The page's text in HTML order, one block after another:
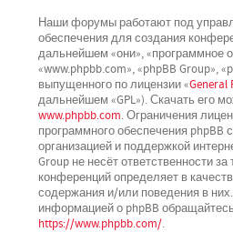
Наши форумы работают под
обеспечения для создания
дальнейшем «они», «программное
«www.phpbb.com», «phpBB Group»,
выпущенного по лицензии «General
дальнейшем «GPL»). Скачать его
www.phpbb.com. Ограничения
программного обеспечения phpBB
организацией и поддержкой
Group не несёт ответственности
конференций определяет в
содержания и/или поведения в
информацией о phpBB
https://www.phpbb.com/.